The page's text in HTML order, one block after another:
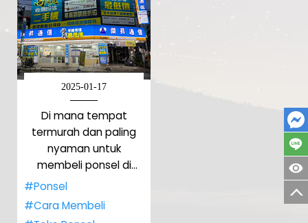
2025-01-17
Di mana tempat
termurah dan paling
nyaman untuk
membeli ponsel di
Taiwan?
#Ponsel
#Cara Membeli